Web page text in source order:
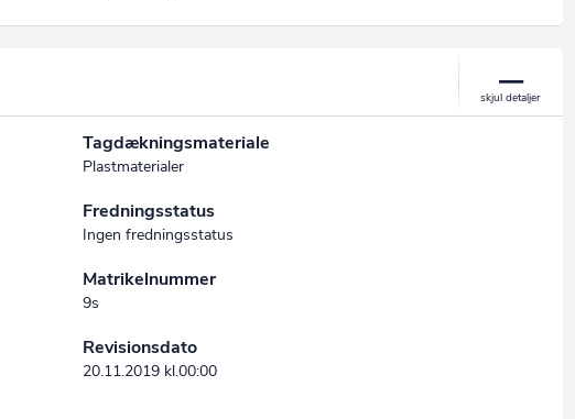
Tagdækningsmateriale
Plastmaterialer
Fredningsstatus
Ingen fredningsstatus
Matrikelnummer
9s
Revisionsdato
20.11.2019 kl.00:00